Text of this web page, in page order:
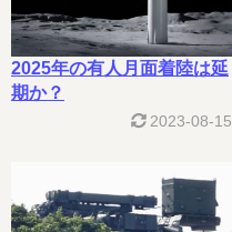
2025年の有人月面着陸は延
期か？
2023-08-15